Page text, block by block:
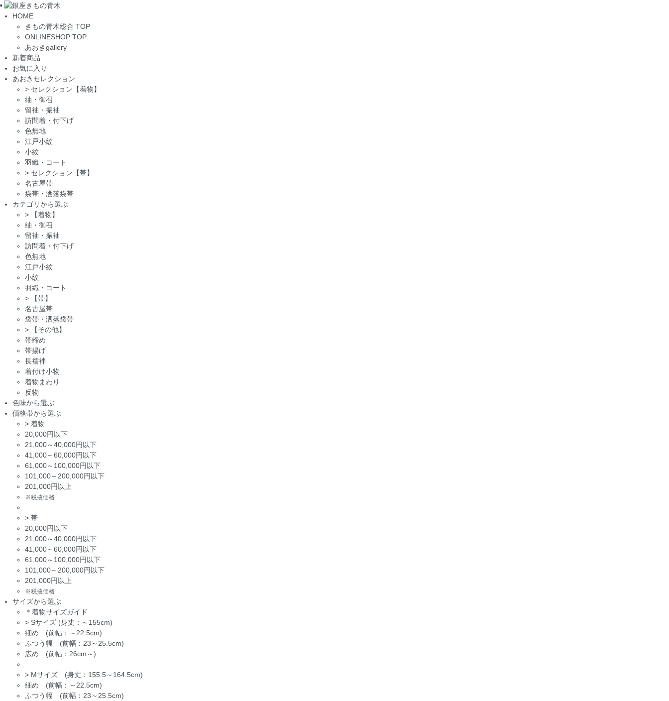
Toggle
navigation
HOME
きもの青木総合 TOP
ONLINESHOP TOP
あおきgallery
新着商品
お気に入り
あおきセレクション
> セレクション【着物】
紬・御召
留袖・振袖
訪問着・付下げ
色無地
江戸小紋
小紋
羽織・コート
> セレクション【帯】
名古屋帯
袋帯・洒落袋帯
カテゴリから選ぶ
>
【着物】
紬・御召
留袖・振袖
訪問着・付下げ
色無地
江戸小紋
小紋
羽織・コート
>
【帯】
名古屋帯
袋帯・洒落袋帯
>
【その他】
帯締め
帯揚げ
長襦袢
着付け小物
着物まわり
反物
色味から選ぶ
価格帯から選ぶ
> 着物
20,000円以下
21,000～40,000円以下
41,000～60,000円以下
61,000～100,000円以下
101,000～200,000円以下
201,000円以上
※税抜価格
> 帯
20,000円以下
21,000～40,000円以下
41,000～60,000円以下
61,000～100,000円以下
101,000～200,000円以下
201,000円以上
※税抜価格
サイズから選ぶ
＊着物サイズガイド
> Sサイズ (身丈：～155cm)
細め (前幅：～22.5cm)
ふつう幅 (前幅：23～25.5cm)
広め (前幅：26cm～)
> Mサイズ (身丈：155.5～164.5cm)
細め (前幅：～22.5cm)
ふつう幅 (前幅：23～25.5cm)